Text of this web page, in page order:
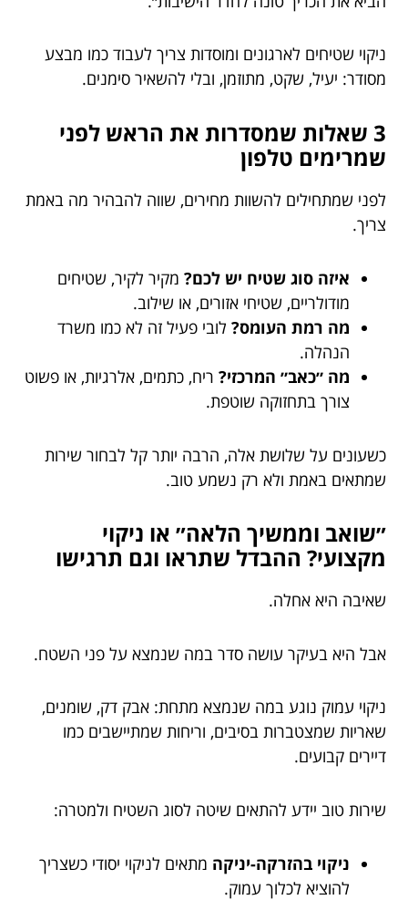
ניקוי שטיחים לארגונים ומוסדות צריך לעבוד כמו מבצע
מסודר: יעיל, שקט, מתוזמן, ובלי להשאיר סימנים.
3 שאלות שמסדרות את הראש לפני
שמרימים טלפון
לפני שמתחילים להשוות מחירים, שווה להבהיר מה באמת
צריך.
איזה סוג שטיח יש לכם? מקיר לקיר, שטיחים
מודולריים, שטיחי אזורים, או שילוב.
מה רמת העומס? לובי פעיל זה לא כמו משרד
הנהלה.
מה ״כאב״ המרכזי? ריח, כתמים, אלרגיות, או פשוט
צורך בתחזוקה שוטפת.
כשעונים על שלושת אלה, הרבה יותר קל לבחור שירות
שמתאים באמת ולא רק נשמע טוב.
״שואב וממשיך הלאה״ או ניקוי
מקצועי? ההבדל שתראו וגם תרגישו
שאיבה היא אחלה.
אבל היא בעיקר עושה סדר במה שנמצא על פני השטח.
ניקוי עמוק נוגע במה שנמצא מתחת: אבק דק, שומנים,
שאריות שמצטברות בסיבים, וריחות שמתיישבים כמו
דיירים קבועים.
שירות טוב יידע להתאים שיטה לסוג השטיח ולמטרה:
ניקוי בהזרקה-יניקה מתאים לניקוי יסודי כשצריך
להוציא לכלוך עמוק.